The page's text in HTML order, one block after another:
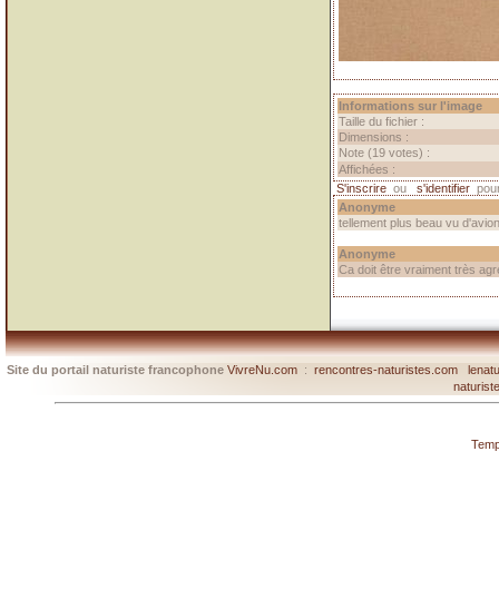
Informations sur l'image
Taille du fichier :
Dimensions :
Note (19 votes) :
Affichées :
S'inscrireou s'identifier
Anonyme
tellement plus beau vu d'avion
Anonyme
Ca doit être vraiment très
Site du portail naturiste francophone VivreNu.com : rencontres-naturistes.com
naturiste